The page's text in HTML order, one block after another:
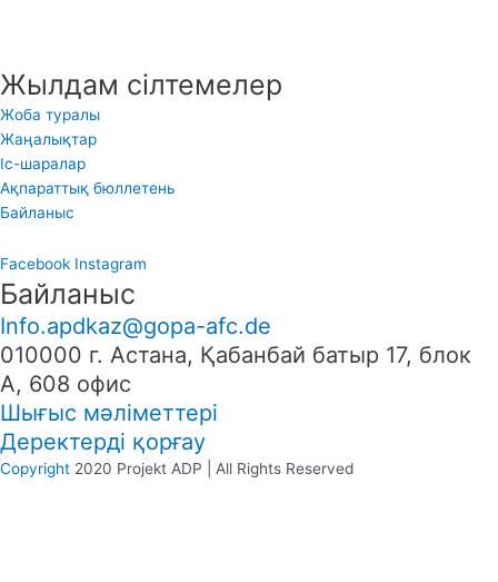
Жылдам сілтемелер
Жоба туралы
Жаңалықтар
Іс-шаралар
Ақпараттық бюллетень
Байланыс
Facebook Instagram
Байланыс
Info.apdkaz@gopa-afc.de
010000 г. Астана, Қабанбай батыр 17, блок
А, 608 офис
Шығыс мәліметтері
Деректерді қорғау
Copyright 2020 Projekt ADP | All Rights Reserved